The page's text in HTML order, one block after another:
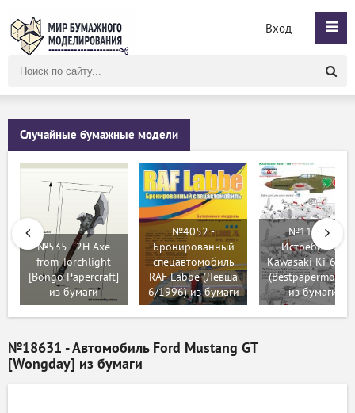
сайту
Вход
Случайные бумажные модели
№535 - 2H Axe
from Torchlight
[Bongo Papercraft]
из бумаги
№4052 -
Бронированный
спецавтомобиль
RAF Labbe (Левша
6/1996) из бумаги
№11562 -
Истребитель
Kawasaki Ki-61
из бумаги
№18631 - Автомобиль Ford Mustang GT
[Wongday] из бумаги